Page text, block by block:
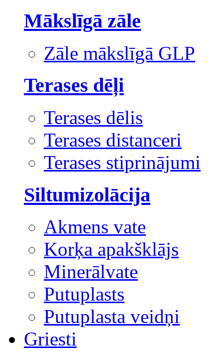
Mākslīgā zāle
Zāle mākslīgā GLP
Terases dēļi
Terases dēlis
Terases distanceri
Terases stiprinājumi
Siltumizolācija
Akmens vate
Korķa apakšklājs
Minerālvate
Putuplasts
Putuplasta veidņi
Griesti